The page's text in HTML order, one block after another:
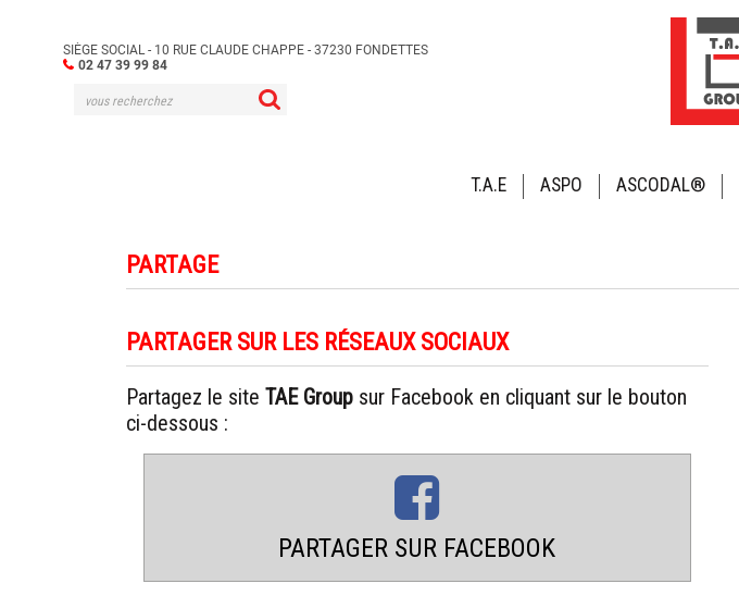
SIÈGE SOCIAL - 10 RUE CLAUDE CHAPPE - 37230 FONDETTES
02 47 39 99 84
T.A.E ASPO ASCODAL®
PARTAGE
PARTAGER SUR LES RÉSEAUX SOCIAUX
Partagez le site TAE Groupsur Facebook en cliquant sur le bouton
ci-dessous :
PARTAGER SUR FACEBOOK